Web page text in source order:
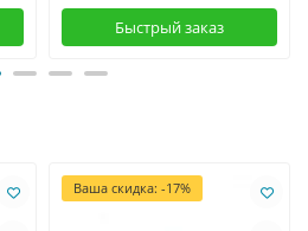
Быстрый заказ
Ваша скидка: -17%